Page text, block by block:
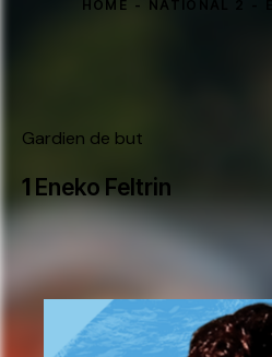
HOME NATIONAL 2
Gardien de but
1 Eneko Feltrin